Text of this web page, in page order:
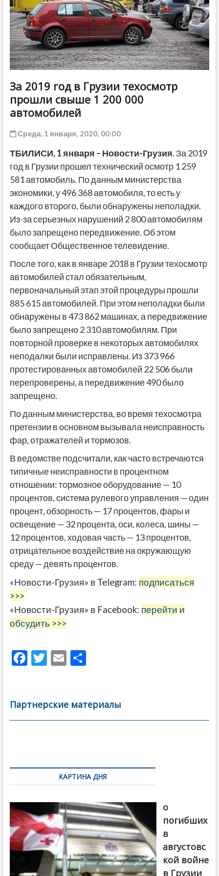
За 2019 год в Грузии техосмотр
прошли свыше 1 200 000
автомобилей
Среда, 1 января, 2020, 00:00
ТБИЛИСИ,1 января – Новости-Грузия.За 2019
год в Грузии прошел технический осмотр 1 259
581 автомобиль. По данным министерства
экономики, у 496 368 автомобиля, то есть у
каждого второго, были обнаружены неполадки.
Из-за серьезных нарушений 2 800 автомобилям
было запрещено передвижение. Об этом
сообщает Общественное телевидение.
После того, как в январе 2018 в Грузии техосмотр
автомобилей стал обязательным,
первоначальный этап этой процедуры прошли
885 615 автомобилей. При этом неполадки были
обнаружены в 473 862 машинах, а передвижение
было запрещено 2 310 автомобилям. При
повторной проверке в некоторых автомобилях
неподалки были исправлены. Из 373 966
протестированных автомобилей 22 506 были
перепроверены, а передвижение 490 было
запрещено.
По данным министерства, во время техосмотра
претензии в основном вызывала неисправность
фар, отражателей и тормозов.
В ведомстве подсчитали, как часто встречаются
типичные неисправности в процентном
отношении: тормозное оборудование — 10
процентов, система рулевого управления — один
процент, обзорность — 17 процентов, фары и
освещение — 32 процента, оси, колеса, шины —
12 процентов, ходовая часть — 13 процентов,
отрицательное воздействие на окружающую
среду — девять процентов.
«Новости-Грузия» в Telegram: подписаться
>>>
«Новости-Грузия» в Facebook: перейти и
обсудить >>>
F
b
o
T
er
E
l
О
а
в
Партнерские материалы
по
записямКАРТИНА ДНЯ
о
погибших
в
августовс
кой войне
в Грузии